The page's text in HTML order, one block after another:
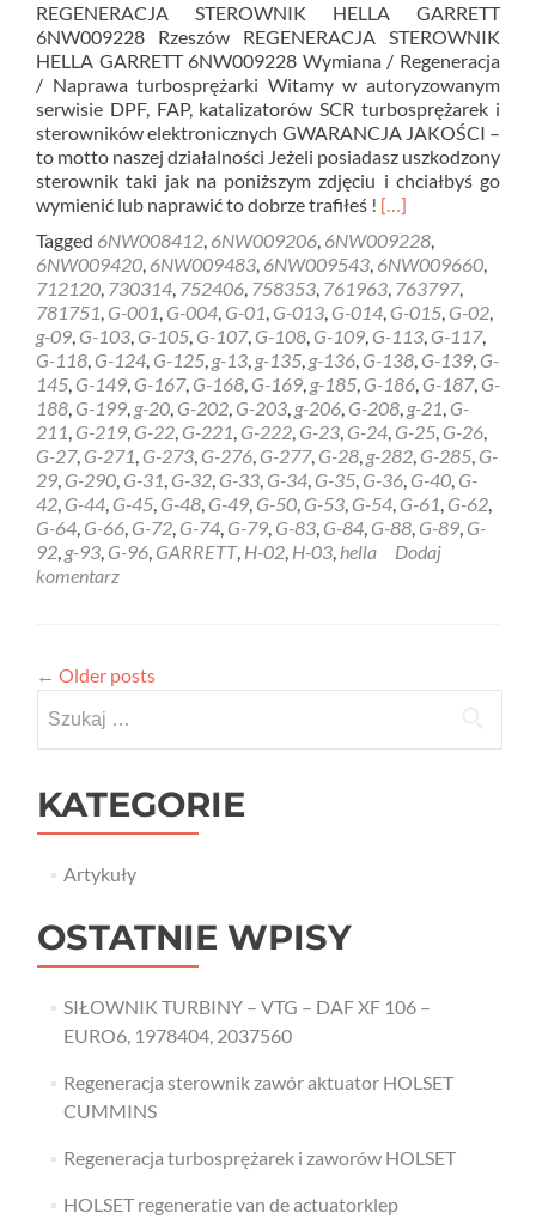
REGENERACJA STEROWNIK HELLA GARRETT
6NW009228 Rzeszów REGENERACJA STEROWNIK
HELLA GARRETT 6NW009228 Wymiana / Regeneracja
/ Naprawa turbosprężarki Witamy w autoryzowanym
serwisie DPF, FAP, katalizatorów SCR turbosprężarek i
sterowników elektronicznych GWARANCJA JAKOŚCI –
to motto naszej działalności Jeżeli posiadasz uszkodzony
sterownik taki jak na poniższym zdjęciu i chciałbyś go
wymienić lub naprawić to dobrze trafiłeś ! Read
about
REGENERACJA
STEROWNIK
HELLA
GARRETT
6NW009228
Rzeszów
[…]
Tagged 6NW008412, 6NW009206, 6NW009228,
6NW009420, 6NW009483, 6NW009543, 6NW009660,
712120, 730314, 752406, 758353, 761963, 763797,
781751, G-001, G-004, G-01, G-013, G-014, G-015, G-02,
g-09, G-103, G-105, G-107, G-108, G-109, G-113, G-117,
G-118, G-124, G-125, g-13, g-135, g-136, G-138, G-139, G-
145, G-149, G-167, G-168, G-169, g-185, G-186, G-187, G-
188, G-199, g-20, G-202, G-203, g-206, G-208, g-21, G-
211, G-219, G-22, G-221, G-222, G-23, G-24, G-25, G-26,
G-27, G-271, G-273, G-276, G-277, G-28, g-282, G-285, G-
29, G-290, G-31, G-32, G-33, G-34, G-35, G-36, G-40, G-
42, G-44, G-45, G-48, G-49, G-50, G-53, G-54, G-61, G-62,
G-64, G-66, G-72, G-74, G-79, G-83, G-84, G-88, G-89, G-
92, g-93, G-96, GARRETT, H-02, H-03, hella
Dodaj
komentarz
← Older posts
KATEGORIE
Artykuły
OSTATNIE WPISY
SIŁOWNIK TURBINY – VTG – DAF XF 106 –
EURO6, 1978404, 2037560
Regeneracja sterownik zawór aktuator HOLSET
CUMMINS
Regeneracja turbosprężarek i zaworów HOLSET
HOLSET regeneratie van de actuatorklep